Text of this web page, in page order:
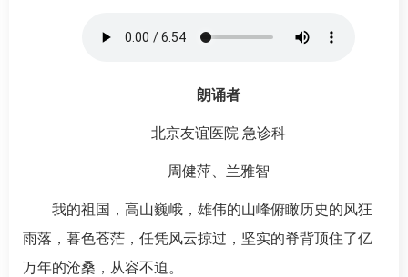
朗诵者
北京友谊医院 急诊科
周健萍、兰雅智
我的祖国，高山巍峨，雄伟的山峰俯瞰历史的风狂
雨落，暮色苍茫，任凭风云掠过，坚实的脊背顶住了亿
万年的沧桑，从容不迫。